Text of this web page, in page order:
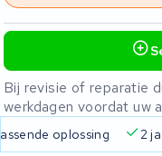
Bij revisie of reparatie
werkdagen voordat uw
oplossing 2